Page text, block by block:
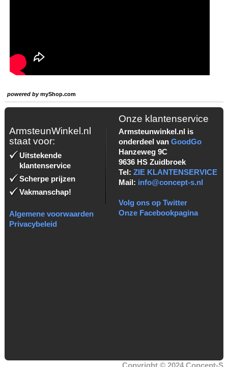
powered bymyShop.com
ArmsteunWinkel.nl
staat voor:
Uitstekende
klantenservice
Scherpe prijzen
Vakmanschap!
Algemene voorwaarden
Privacybeleid
Onze klantenservice
Armsteunwinkel.nl is
onderdeel van GoodGo
Hanzeweg 9C
9636 HS Zuidbroek
Tel: ZIE KLANTENSERVICE
Mail: info@concept-s.nl
Volg ons op Twitter
Onze Facebookpagina